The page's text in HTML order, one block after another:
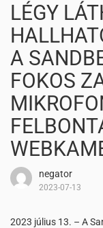
LÉGY
A
FOKOS
negator
2023-07-13
2023 július 13. – A